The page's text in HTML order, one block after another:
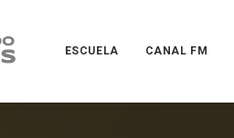
ESCUELA CANAL FM